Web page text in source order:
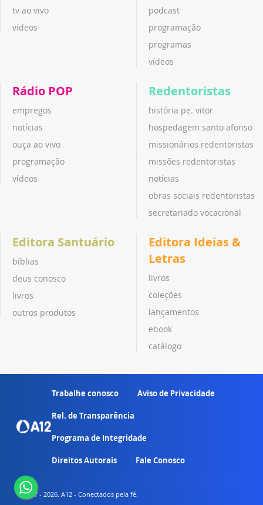
tv ao vivo
vídeos
podcast
programação
programas
vídeos
Rádio POP
empregos
notícias
ouça ao vivo
programação
vídeos
Redentoristas
história pe. vitor
hospedagem santo afonso
missionários redentoristas
missões redentoristas
notícias
obras sociais redentoristas
secretariado vocacional
Editora Santuário
bíblias
deus conosco
livros
outros produtos
Editora Ideias &
Letras
livros
coleções
lançamentos
ebook
catálogo
Trabalhe conosco Aviso de Privacidade
Rel. de Transparência
Programa de Integridade
Direitos Autorais Fale Conosco
© 2007 - 2026. A12 - Conectados pela fé.